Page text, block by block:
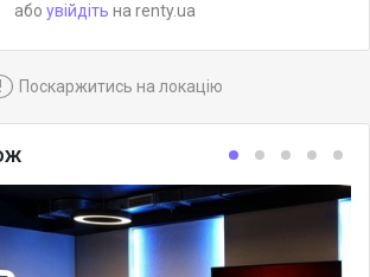
або увійдіть на renty.ua
! Поскаржитись на локацію